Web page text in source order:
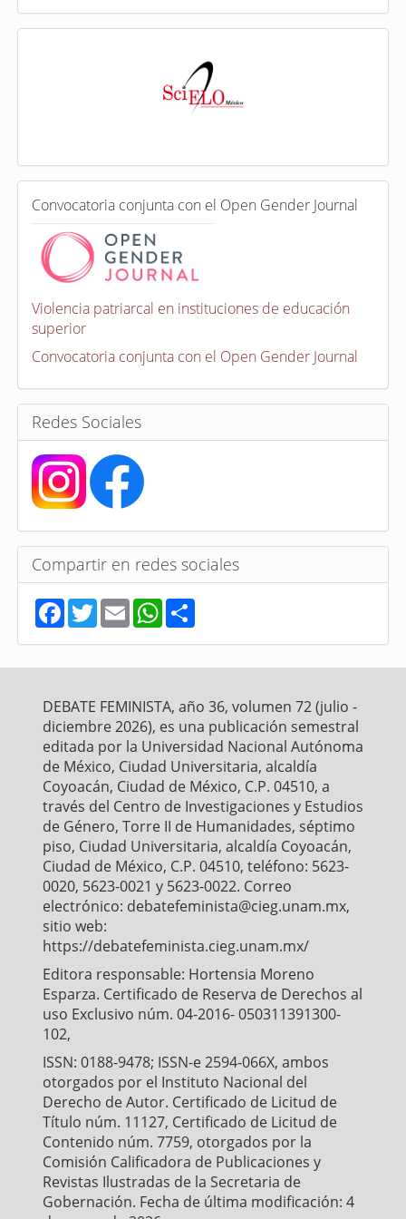
a
e
n
C
o
o
a
t
o
r
a
s
Convocatoria conjunta con el Open Gender Journal
Violencia patriarcal en instituciones de educación
superior
Convocatoria conjunta con el Open Gender Journal
Redes Sociales
Compartir en redes sociales
F
a
c
e
b
k
T
w
t
t
E
m
a
i
l
W
h
a
t
s
p
S
h
r
e
DEBATE FEMINISTA, año 36, volumen 72 (julio -
diciembre 2026), es una publicación semestral
editada por la Universidad Nacional Autónoma
de México, Ciudad Universitaria, alcaldía
Coyoacán, Ciudad de México, C.P. 04510, a
través del Centro de Investigaciones y Estudios
de Género, Torre II de Humanidades, séptimo
piso, Ciudad Universitaria, alcaldía Coyoacán,
Ciudad de México, C.P. 04510, teléfono: 5623-
0020, 5623-0021 y 5623-0022. Correo
electrónico: debatefeminista@cieg.unam.mx,
sitio web:
https://debatefeminista.cieg.unam.mx/
Editora responsable: Hortensia Moreno
Esparza. Certificado de Reserva de Derechos al
uso Exclusivo núm. 04-2016- 050311391300-
102,
ISSN: 0188-9478; ISSN-e 2594-066X, ambos
otorgados por el Instituto Nacional del
Derecho de Autor. Certificado de Licitud de
Título núm. 11127, Certificado de Licitud de
Contenido núm. 7759, otorgados por la
Comisión Calificadora de Publicaciones y
Revistas Ilustradas de la Secretaria de
Gobernación. Fecha de última modificación: 4